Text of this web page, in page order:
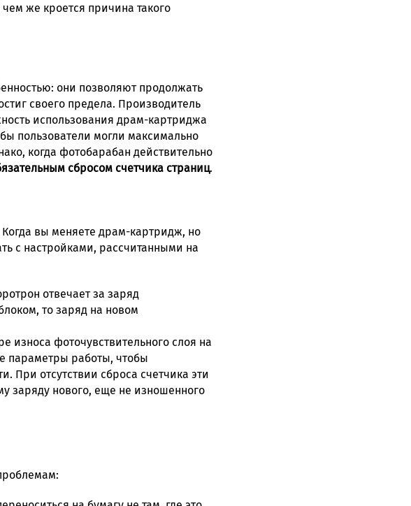
же кроется причина такого
они позволяют продолжать
своего предела. Производитель
использования драм-картриджа
пользователи могли максимально
когда фотобарабан действительно
сбросом счетчика страниц.
Когда вы меняете драм-картридж, но
с настройками, рассчитанными на
отвечает за заряд
то заряд на новом
износа фоточувствительного слоя на
параметры работы, чтобы
При отсутствии сброса счетчика эти
заряду нового, еще не изношенного